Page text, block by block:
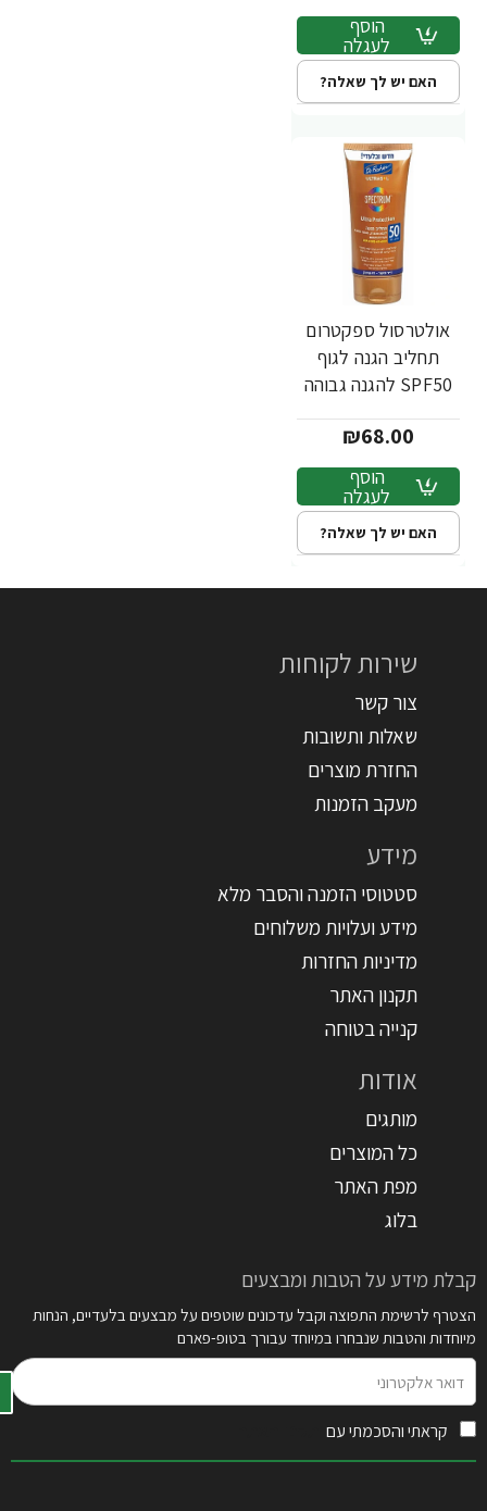
הוסף
לעגלה
האם יש לך שאלה?
אולטרסול ספקטרום
תחליב הגנה לגוף
SPF50 להגנה גבוהה
Fischer
₪68.00
הוסף
לעגלה
האם יש לך שאלה?
שירות לקוחות
צור קשר
שאלות ותשובות
החזרת מוצרים
מעקב הזמנות
מידע
סטטוסי הזמנה והסבר מלא
מידע ועלויות משלוחים
מדיניות החזרות
תקנון האתר
קנייה בטוחה
אודות
מותגים
כל המוצרים
מפת האתר
בלוג
קבלת מידע על הטבות ומבצעים
הצטרף לרשימת התפוצה וקבל עדכונים שוטפים על מבצעים בלעדיים, הנחות
מיוחדות והטבות שנבחרו במיוחד עבורך בטופ-פארם
אלקטרוני
קראתי והסכמתי עם